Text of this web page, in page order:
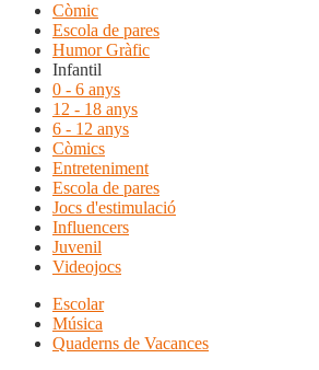
Còmic
Escola de pares
Humor Gràfic
Infantil
0 - 6 anys
12 - 18 anys
6 - 12 anys
Còmics
Entreteniment
Escola de pares
Jocs d'estimulació
Influencers
Juvenil
Videojocs
Escolar
Música
Quaderns de Vacances